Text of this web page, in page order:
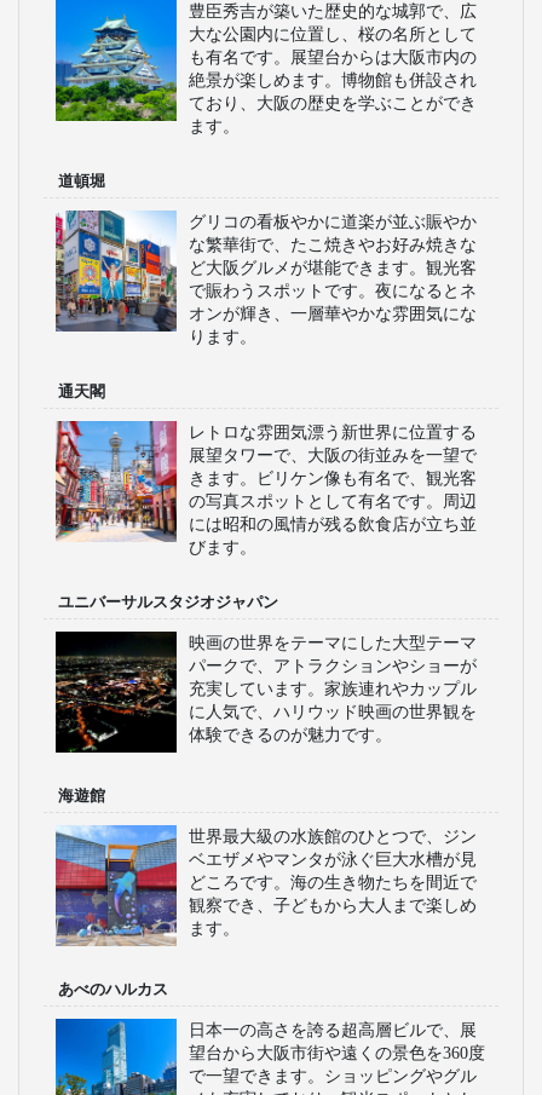
豊臣秀吉が築いた歴史的な城郭で、広
大な公園内に位置し、桜の名所として
も有名です。展望台からは大阪市内の
絶景が楽しめます。博物館も併設され
ており、大阪の歴史を学ぶことができ
ます。
道頓堀
グリコの看板やかに道楽が並ぶ賑やか
な繁華街で、たこ焼きやお好み焼きな
ど大阪グルメが堪能できます。観光客
で賑わうスポットです。夜になるとネ
オンが輝き、一層華やかな雰囲気にな
ります。
通天閣
レトロな雰囲気漂う新世界に位置する
展望タワーで、大阪の街並みを一望で
きます。ビリケン像も有名で、観光客
の写真スポットとして有名です。周辺
には昭和の風情が残る飲食店が立ち並
びます。
ユニバーサルスタジオジャパン
映画の世界をテーマにした大型テーマ
パークで、アトラクションやショーが
充実しています。家族連れやカップル
に人気で、ハリウッド映画の世界観を
体験できるのが魅力です。
海遊館
世界最大級の水族館のひとつで、ジン
ベエザメやマンタが泳ぐ巨大水槽が見
どころです。海の生き物たちを間近で
観察でき、子どもから大人まで楽しめ
ます。
あべのハルカス
日本一の高さを誇る超高層ビルで、展
望台から大阪市街や遠くの景色を360度
で一望できます。ショッピングやグル